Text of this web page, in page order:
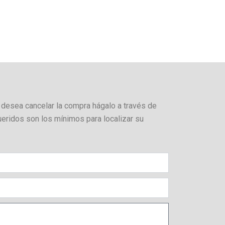
cancelar la compra hágalo a través de
son los mínimos para localizar su